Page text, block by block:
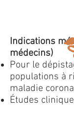
Indications
médecins)
Pour le
populations à
maladie
Études